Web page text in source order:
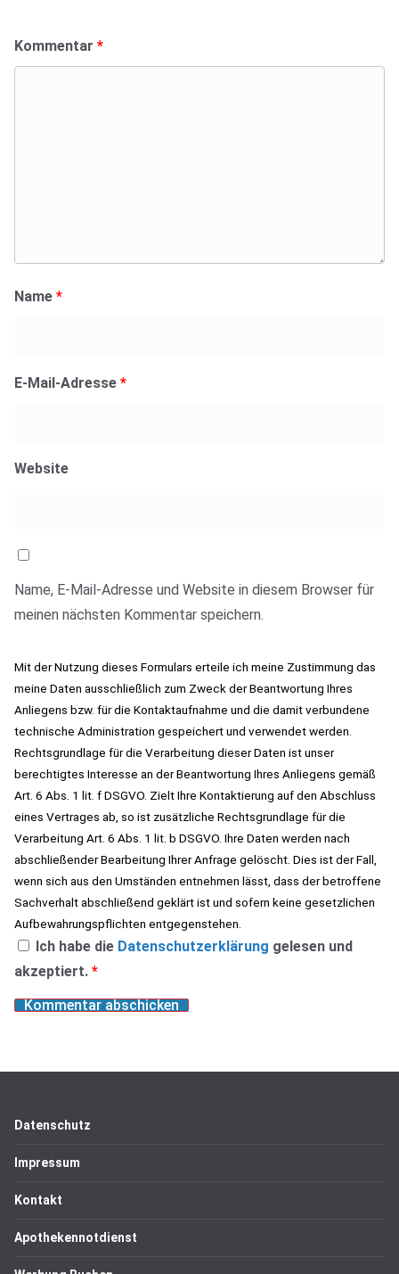
Kommentar *
Name *
E-Mail-Adresse *
Website
Name, E-Mail-Adresse und Website in diesem Browser für
meinen nächsten Kommentar speichern.
Mit der Nutzung dieses Formulars erteile ich meine Zustimmung das
meine Daten ausschließlich zum Zweck der Beantwortung Ihres
Anliegens bzw. für die Kontaktaufnahme und die damit verbundene
technische Administration gespeichert und verwendet werden.
Rechtsgrundlage für die Verarbeitung dieser Daten ist unser
berechtigtes Interesse an der Beantwortung Ihres Anliegens gemäß
Art. 6 Abs. 1 lit. f DSGVO. Zielt Ihre Kontaktierung auf den Abschluss
eines Vertrages ab, so ist zusätzliche Rechtsgrundlage für die
Verarbeitung Art. 6 Abs. 1 lit. b DSGVO. Ihre Daten werden nach
abschließender Bearbeitung Ihrer Anfrage gelöscht. Dies ist der Fall,
wenn sich aus den Umständen entnehmen lässt, dass der betroffene
Sachverhalt abschließend geklärt ist und sofern keine gesetzlichen
Aufbewahrungspflichten entgegenstehen.
Ich habe die Datenschutzerklärung gelesen und
akzeptiert. *
Datenschutz
Impressum
Kontakt
Apothekennotdienst